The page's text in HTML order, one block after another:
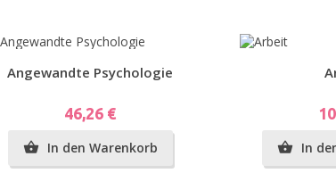
Vorschau
Angewandte Psychologie
Preis
46,26 €
 In den Warenkorb  In